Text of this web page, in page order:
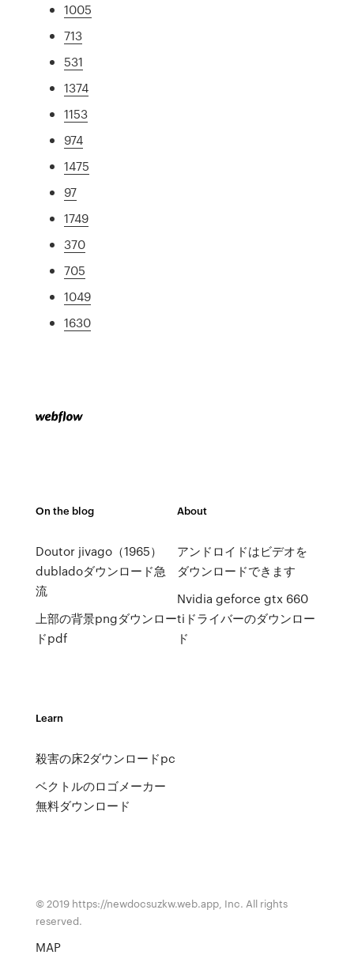
1005
713
531
1374
1153
974
1475
97
1749
370
705
1049
1630
On the blog
Doutor jivago（1965）
dubladoダウンロード急
流
上部の背景pngダウンロー
ドpdf
About
アンドロイドはビデオを
ダウンロードできます
Nvidia geforce gtx 660
tiドライバーのダウンロー
ド
Learn
殺害の床2ダウンロードpc
ベクトルのロゴメーカー
無料ダウンロード
© 2019 https://newdocsuzkw.web.app, Inc. All rights
reserved.
MAP